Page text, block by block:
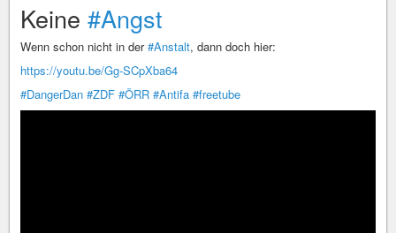
Keine #Angst
Wenn schon nicht in der#Anstalt, dann doch hier:
https://youtu.be/Gg-SCpXba64
#DangerDan #ZDF #ÖRR #Antifa #freetube